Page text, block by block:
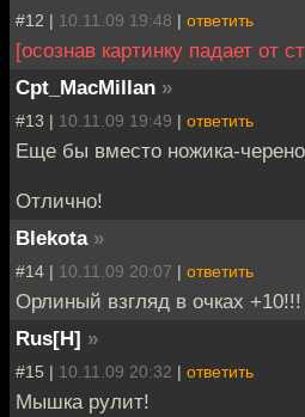
#12 | 10.11.09 19:48 | ответить
[осознав картинку падает от
Cpt_MacMillan »
#13 | 10.11.09 19:49 | ответить
Еще бы вместо ножика-
Отлично!
Blekota »
#14 | 10.11.09 20:07 | ответить
Орлиный взгляд в очках +10!!!
Rus[H] »
#15 | 10.11.09 20:32 | ответить
Мышка рулит!